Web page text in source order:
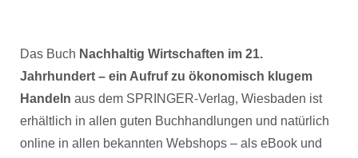
Das Buch Nachhaltig Wirtschaften im 21.
Jahrhundert – ein Aufruf zu ökonomisch klugem
Handeln aus dem SPRINGER-Verlag, Wiesbaden ist
erhältlich in allen guten Buchhandlungen und natürlich
online in allen bekannten Webshops – als eBook und